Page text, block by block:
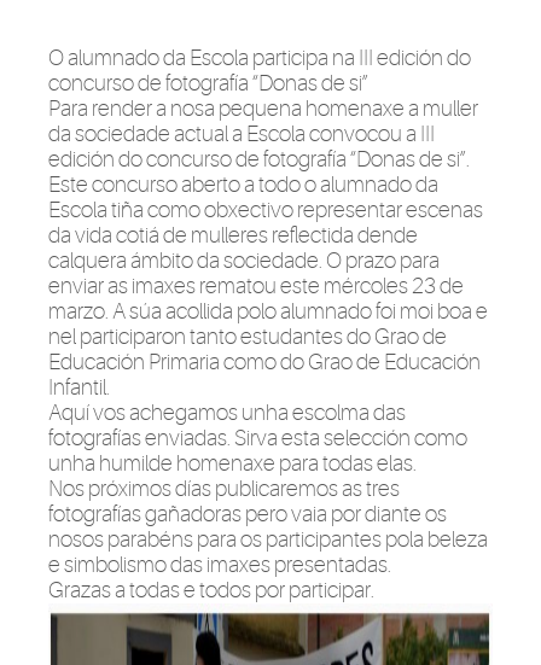
O alumnado da Escola participa na III edición do
concurso de fotografía “Donas de si”
Para render a nosa pequena homenaxe a muller
da sociedade actual a Escola convocou a III
edición do concurso de fotografía “Donas de si”.
Este concurso aberto a todo o alumnado da
Escola tiña como obxectivo representar escenas
da vida cotiá de mulleres reflectida dende
calquera ámbito da sociedade. O prazo para
enviar as imaxes rematou este mércoles 23 de
marzo. A súa acollida polo alumnado foi moi boa e
nel participaron tanto estudantes do Grao de
Educación Primaria como do Grao de Educación
Infantil.
Aquí vos achegamos unha escolma das
fotografías enviadas. Sirva esta selección como
unha humilde homenaxe para todas elas.
Nos próximos días publicaremos as tres
fotografías gañadoras pero vaia por diante os
nosos parabéns para os participantes pola beleza
e simbolismo das imaxes presentadas.
Grazas a todas e todos por participar.